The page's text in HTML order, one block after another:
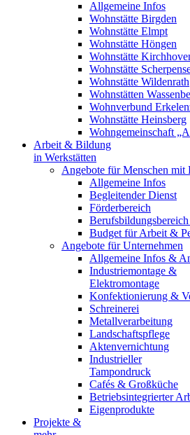
Allgemeine Infos
Wohnstätte Birgden
Wohnstätte Elmpt
Wohnstätte Höngen
Wohnstätte
Wohnstätte
Wohnstätte Wildenrath
Wohnstätten
Wohnverbund
Wohnstätte Heinsberg
Wohngemeinschaft
Arbeit & Bildung
in Werkstätten
Angebote für Menschen mit
Allgemeine Infos
Begleitender Dienst
Förderbereich
Budget für Arbeit &
Angebote für Unternehmen
Allgemeine Infos &
Industriemontage &
Elektromontage
Konfektionierung &
Schreinerei
Metallverarbeitung
Landschaftspflege
Aktenvernichtung
Industrieller
Tampondruck
Cafés & Großküche
Betriebsintegrierter
Eigenprodukte
Projekte &